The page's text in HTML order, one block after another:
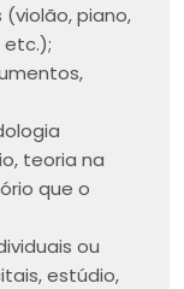
piano,
etc.);
teoria na
que o
ou
estúdio,